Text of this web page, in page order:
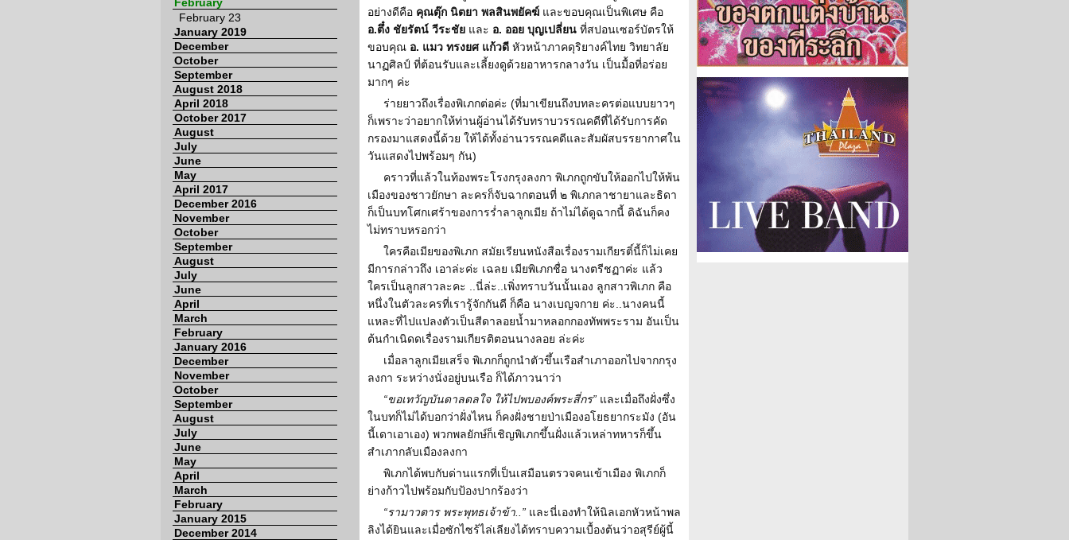
February 23
January 2019
December
October
September
August 2018
April 2018
October 2017
August
July
June
May
April 2017
December 2016
November
October
September
August
July
June
April
March
February
January 2016
December
November
October
September
August
July
June
May
April
March
February
January 2015
December 2014
อย่างดีคือ คุณตุ๊ก นิตยา พลสินพยัคฆ์ และขอบคุณเป็นพิเศษ คือ
อ.ตึ๋ง ชัยรัตน์ วีระชัย และ อ. ออย บุญเปลี่ยน ที่สปอนเซอร์บัตรให้
ขอบคุณ อ. แมว ทรงยศ แก้วดี หัวหน้าภาคดุริยางค์ไทย วิทยาลัย
นาฏศิลป์ ที่ต้อนรับและเลี้ยงดูด้วยอาหารกลางวัน เป็นมื้อที่อร่อย
มากๆ ค่ะ
ร่ายยาวถึงเรื่องพิเภกต่อค่ะ (ที่มาเขียนถึงบทละครต่อแบบยาวๆ
ก็เพราะว่าอยากให้ท่านผู้อ่านได้รับทราบวรรณคดีที่ได้รับการคัด
กรองมาแสดงนี้ด้วย ให้ได้ทั้งอ่านวรรณคดีและสัมผัสบรรยากาศใน
วันแสดงไปพร้อมๆ กัน)
คราวที่แล้วในท้องพระโรงกรุงลงกา พิเภกถูกขับให้ออกไปให้พ้น
เมืองของชาวยักษา ละครก็จับฉากตอนที่ ๒ พิเภกลาชายาและธิดา
ก็เป็นบทโศกเศร้าของการร่ำลาลูกเมีย ถ้าไม่ได้ดูฉากนี้ ดิฉันก็คง
ไม่ทราบหรอกว่า
ใครคือเมียของพิเภก สมัยเรียนหนังสือเรื่องรามเกียรติ์นี้ก็ไม่เคย
มีการกล่าวถึง เอาล่ะค่ะ เฉลย เมียพิเภกชื่อ นางตรีชฏาค่ะ แล้ว
ใครเป็นลูกสาวละคะ ..นี่ล่ะ..เพิ่งทราบวันนั้นเอง ลูกสาวพิเภก คือ
หนึ่งในตัวละครที่เรารู้จักกันดี ก็คือ นางเบญจกาย ค่ะ..นางคนนี้
แหละที่ไปแปลงตัวเป็นสีดาลอยน้ำมาหลอกกองทัพพระราม อันเป็น
ต้นกำเนิดดเรื่องรามเกียรติตอนนางลอย ล่ะค่ะ
เมื่อลาลูกเมียเสร็จ พิเภกก็ถูกนำตัวขึ้นเรือสำเภาออกไปจากกรุง
ลงกา ระหว่างนั่งอยู่บนเรือ ก็ได้ภาวนาว่า
“ขอเทวัญบันดาลดลใจ ให้ไปพบองค์พระสี่กร” และเมื่อถึงฝั่งซึ่ง
ในบทก็ไม่ได้บอกว่าฝั่งไหน ก็คงฝั่งชายป่าเมืองอโยธยากระมัง (อัน
นี้เดาเอาเอง) พวกพลยักษ์ก็เชิญพิเภกขึ้นฝั่งแล้วเหล่าทหารก็ขึ้น
สำเภากลับเมืองลงกา
พิเภกได้พบกับด่านแรกที่เป็นเสมือนตรวจคนเข้าเมือง พิเภกก็
ย่างก้าวไปพร้อมกับป้องปากร้องว่า
“รามาวตาร พระพุทธเจ้าข้า..” และนี่เองทำให้นิลเอกหัวหน้าพล
ลิงได้ยินและเมื่อซักไซร้ไล่เลียงได้ทราบความเบื้องต้นว่าอสุรีย์ผู้นี้